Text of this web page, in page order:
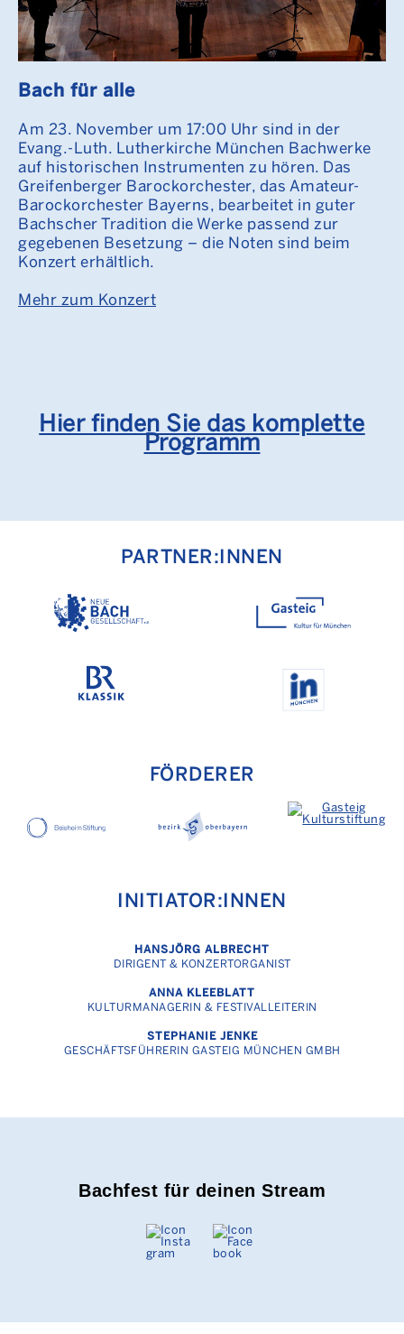
Bach für alle
Am 23. November um 17:00 Uhr sind in der
Evang.-Luth. Lutherkirche München Bachwerke
auf historischen Instrumenten zu hören. Das
Greifenberger Barockorchester, das Amateur-
Barockorchester Bayerns, bearbeitet in guter
Bachscher Tradition die Werke passend zur
gegebenen Besetzung – die Noten sind beim
Konzert erhältlich.
Mehr zum Konzert
Hier finden Sie das komplette
Programm
PARTNER:INNEN
FÖRDERER
INITIATOR:INNEN
HANSJÖRG ALBRECHT
DIRIGENT & KONZERTORGANIST
ANNA KLEEBLATT
KULTURMANAGERIN & FESTIVALLEITERIN
STEPHANIE JENKE
GESCHÄFTSFÜHRERIN GASTEIG MÜNCHEN GMBH
Bachfest für deinen Stream